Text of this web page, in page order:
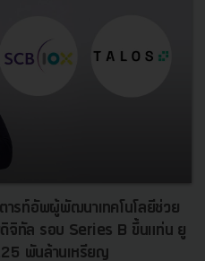
รท์อัพผู้พัฒนาเทคโนโลยีช่วย
จิทัล รอบ Series B ขึ้นแท่น ยู
พันล้านเหรียญ